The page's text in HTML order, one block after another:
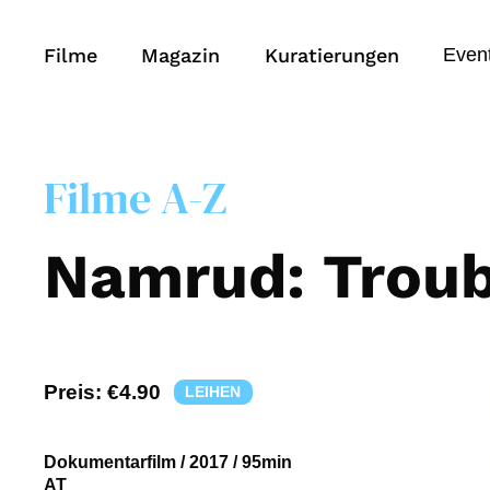
Filme Magazin Kuratierungen
Filme A-Z
Namrud:
Preis: €4.90 LEIHEN
Dokumentarfilm /2017 /95min
AT